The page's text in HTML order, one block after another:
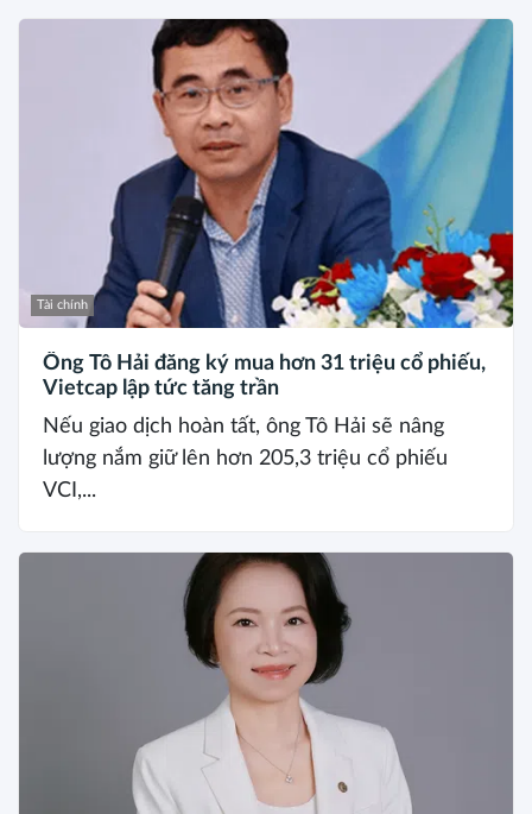
Tài chính
Ông Tô Hải đăng ký mua hơn 31 triệu cổ phiếu,
Vietcap lập tức tăng trần
Nếu giao dịch hoàn tất, ông Tô Hải sẽ nâng
lượng nắm giữ lên hơn 205,3 triệu cổ phiếu
VCI,...